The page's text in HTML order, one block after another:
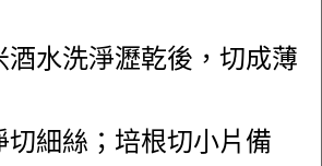
酒水洗淨瀝乾後，切成薄
切細絲；培根切小片備